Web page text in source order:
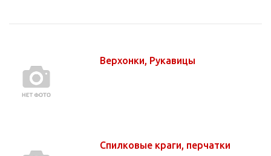
Верхонки, Рукавицы
Спилковые краги, перчатки